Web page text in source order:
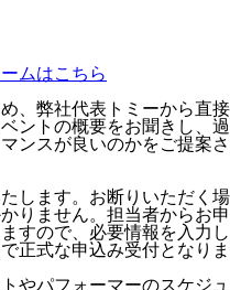
ムはこちら
、弊社代表トミーから直接
ントの概要をお聞きし、過
ンスが良いのかをご提案さ
します。お断りいただく場
りません。担当者からお申
すので、必要情報を入力し
正式な申込み受付となりま
やパフォーマーのスケジュ